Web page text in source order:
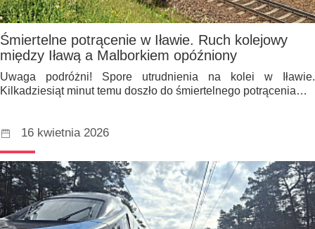
Śmiertelne potrącenie w Iławie. Ruch kolejowy
między Iławą a Malborkiem opóźniony
Uwaga podróżni! Spore utrudnienia na kolei w Iławie.
Kilkadziesiąt minut temu doszło do śmiertelnego potrącenia…
16 kwietnia 2026